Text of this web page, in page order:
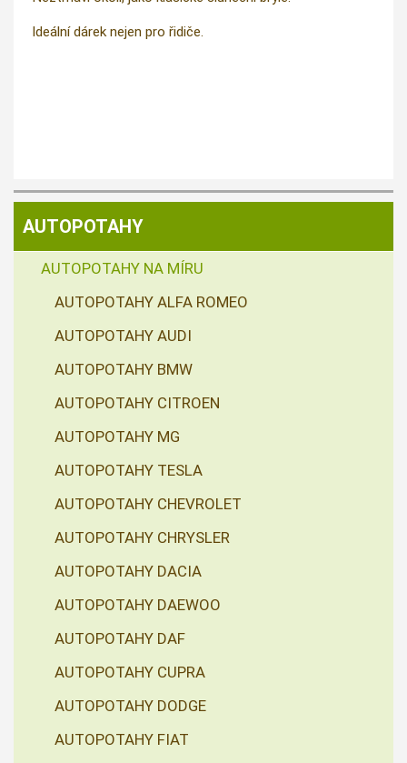
Ideální dárek nejen pro řidiče.
AUTOPOTAHY
AUTOPOTAHY NA MÍRU
AUTOPOTAHY ALFA ROMEO
AUTOPOTAHY AUDI
AUTOPOTAHY BMW
AUTOPOTAHY CITROEN
AUTOPOTAHY MG
AUTOPOTAHY TESLA
AUTOPOTAHY CHEVROLET
AUTOPOTAHY CHRYSLER
AUTOPOTAHY DACIA
AUTOPOTAHY DAEWOO
AUTOPOTAHY DAF
AUTOPOTAHY CUPRA
AUTOPOTAHY DODGE
AUTOPOTAHY FIAT